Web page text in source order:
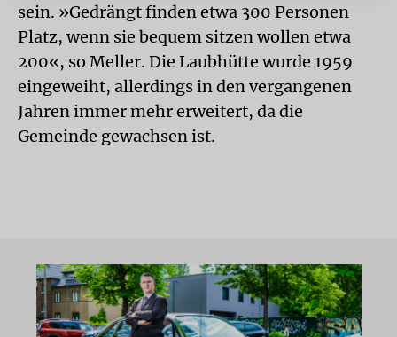
sein. »Gedrängt finden etwa 300 Personen
Platz, wenn sie bequem sitzen wollen etwa
200«, so Meller. Die Laubhütte wurde 1959
eingeweiht, allerdings in den vergangenen
Jahren immer mehr erweitert, da die
Gemeinde gewachsen ist.